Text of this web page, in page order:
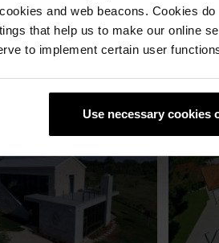
and web beacons. Cookies
that help us to make our online
to implement certain user
Use necessary cookies